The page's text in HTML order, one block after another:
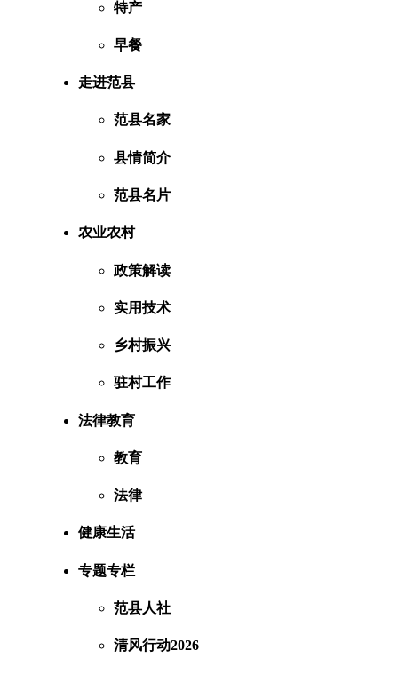
特产
早餐
走进范县
范县名家
县情简介
范县名片
农业农村
政策解读
实用技术
乡村振兴
驻村工作
法律教育
教育
法律
健康生活
专题专栏
范县人社
清风行动2026